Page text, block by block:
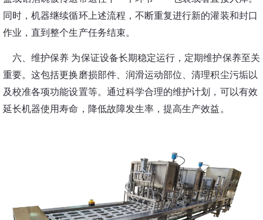
同时，机器继续循环上述流程，不断重复进行新的灌装和封口
作业，直到整个生产任务结束。
六、维护保养 为保证设备长期稳定运行，定期维护保养至关
重要。这包括更换磨损部件、润滑运动部位、清理积尘污垢以
及校准各项功能设置等。通过科学合理的维护计划，可以有效
延长机器使用寿命，降低故障发生率，提高生产效益。